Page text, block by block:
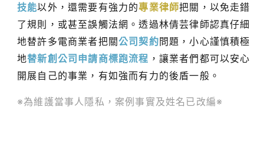
技能以外，還需要有強力的專業律師把關，以免走錯
了規則，或甚至誤觸法網。透過林倩芸律師認真仔細
地替許多電商業者把關公司契約問題，小心謹慎積極
地替新創公司申請商標跑流程 ，讓業者們都可以安心
開展自己的事業，有如強而有力的後盾一般。
※為維護當事人隱私，案例事實及姓名已改編※